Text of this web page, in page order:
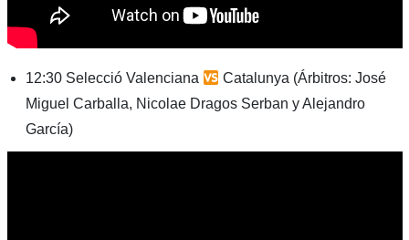
12:30 Selecció Valenciana
Catalunya (Árbitros: José
Miguel Carballa, Nicolae Dragos Serban y Alejandro
García)